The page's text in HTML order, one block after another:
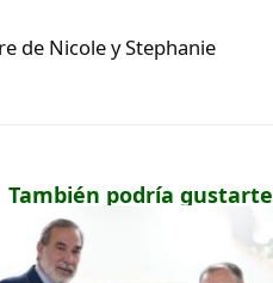
de Nicole y Stephanie
También podría gustarte